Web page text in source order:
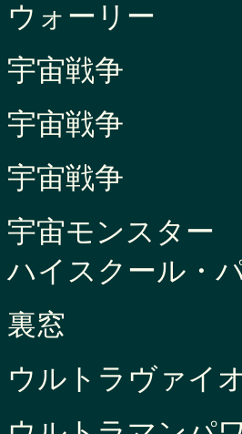
ウォーリー
宇宙戦争
宇宙戦争
宇宙戦争
宇宙モンスター
ハイスクール・
裏窓
ウルトラヴァイ